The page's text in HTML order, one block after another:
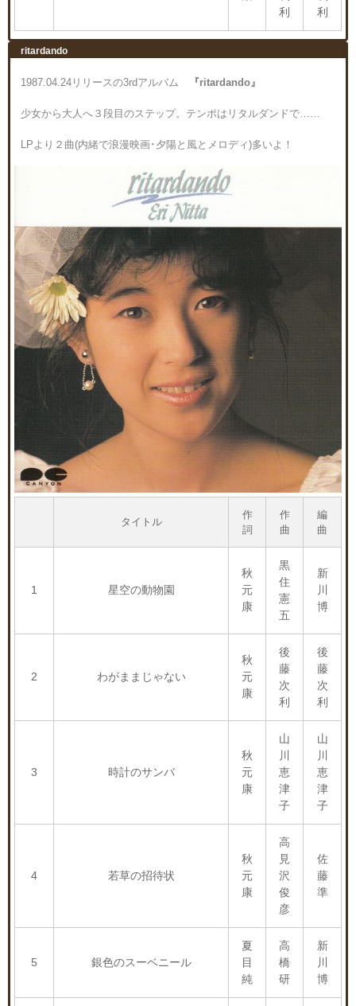
利
利
ritardando
1987.04.24リリースの3rdアルバム 『ritardando』
少女から大人へ３段目のステップ。テンポはリタルダンドで……
LPより２曲(内緒で浪漫映画･夕陽と風とメロディ)多いよ！
タイトル
作
詞
作
曲
編
曲
1 星空の動物園
秋
元
康
黒
住
憲
五
新
川
博
2 わがままじゃない
秋
元
康
後
藤
次
利
後
藤
次
利
3 時計のサンバ
秋
元
康
山
川
恵
津
子
山
川
恵
津
子
4 若草の招待状
秋
元
康
高
見
沢
俊
彦
佐
藤
準
5 銀色のスーベニール
夏
目
純
高
橋
研
新
川
博